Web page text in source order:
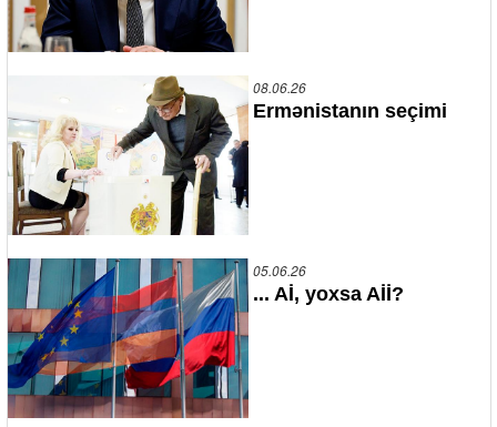
08.06.26
Ermənistanın seçimi
05.06.26
... Aİ, yoxsa Aİİ?